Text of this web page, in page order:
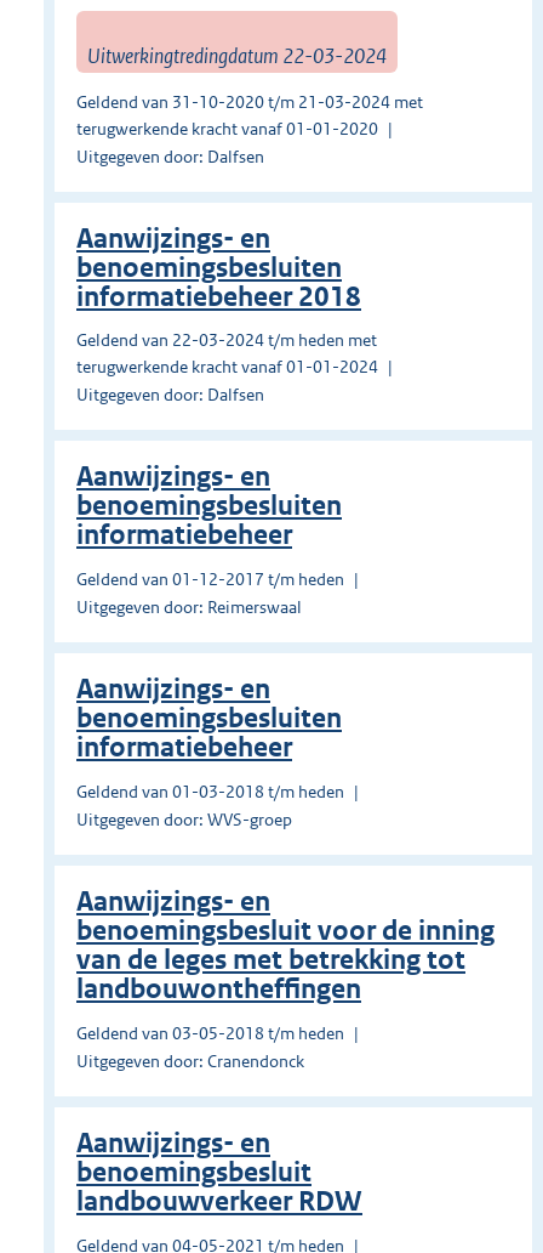
Uitwerkingtredingdatum 22-03-2024
Geldend van 31-10-2020 t/m 21-03-2024 met
terugwerkende kracht vanaf 01-01-2020
Uitgegeven door: Dalfsen
Aanwijzings- en
benoemingsbesluiten
informatiebeheer 2018
Geldend van 22-03-2024 t/m heden met
terugwerkende kracht vanaf 01-01-2024
Uitgegeven door: Dalfsen
Aanwijzings- en
benoemingsbesluiten
informatiebeheer
Geldend van 01-12-2017 t/m heden
Uitgegeven door: Reimerswaal
Aanwijzings- en
benoemingsbesluiten
informatiebeheer
Geldend van 01-03-2018 t/m heden
Uitgegeven door: WVS-groep
Aanwijzings- en
benoemingsbesluit voor de inning
van de leges met betrekking tot
landbouwontheffingen
Geldend van 03-05-2018 t/m heden
Uitgegeven door: Cranendonck
Aanwijzings- en
benoemingsbesluit
landbouwverkeer RDW
Geldend van 04-05-2021 t/m heden